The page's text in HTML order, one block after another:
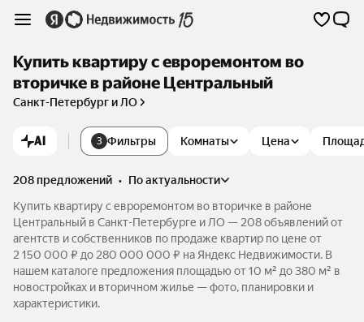
Купить квартиру с евроремонтом во
вторичке в районе Центральный
Санкт-Петербург и ЛО
AI 3 Фильтры Комнаты Цена
208 предложений •
по актуальности
Купить квартиру с евроремонтом во вторичке в районе
Центральный в Санкт-Петербурге и ЛО — 208 объявлений от
агентств и собственников по продаже квартир по цене от
2 150 000 ₽ до 280 000 000 ₽ на Яндекс Недвижимости. В
нашем каталоге предложения площадью от 10 м² до 380 м² в
новостройках и вторичном жилье — фото, планировки и
характеристики.